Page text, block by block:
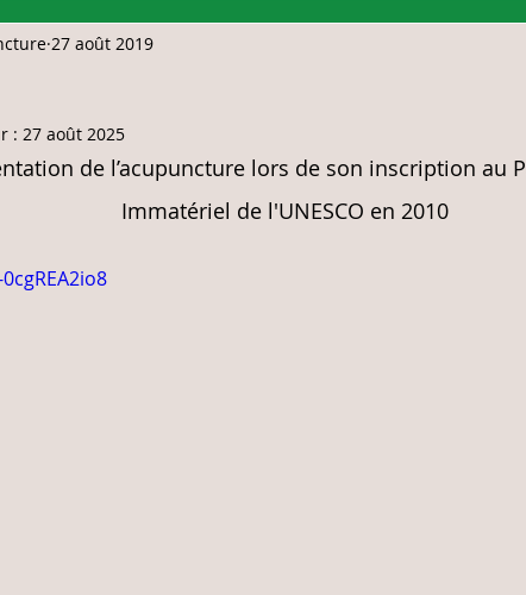
27 août 2019
: 27 août 2025
de l’acupuncture lors de son inscription au
Immatériel de l'UNESCO en 2010